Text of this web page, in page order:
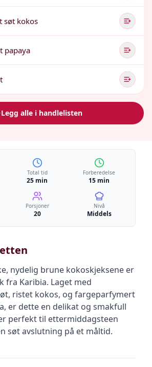
søt kokos
papaya
Legg alle i handlelisten
Total tid
25 min
Forberedelse
15 min
Porsjoner
20
Nivå
Middels
nydelig brune kokoskjeksene er
fra Karibia. Laget med
ristet kokos, og fargeparfymert
er dette en delikat og smakfull
perfekt til ettermiddagsteen
søt avslutning på et måltid.